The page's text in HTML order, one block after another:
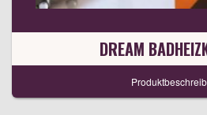
DREAM